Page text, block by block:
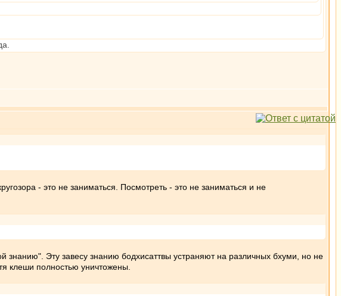
- это не заниматься. Посмотреть - это не заниматься и не
Эту завесу знанию бодхисаттвы устраняют на различных бхуми, но не
клеши полностью уничтожены.